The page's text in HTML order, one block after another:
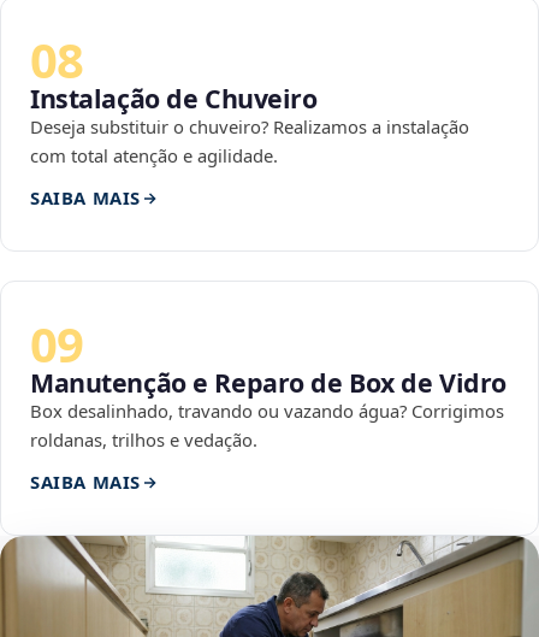
08
Instalação de Chuveiro
Deseja substituir o chuveiro? Realizamos a instalação
com total atenção e agilidade.
SAIBA MAIS
09
Manutenção e Reparo de Box de Vidro
Box desalinhado, travando ou vazando água? Corrigimos
roldanas, trilhos e vedação.
SAIBA MAIS